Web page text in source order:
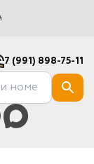
7 (991) 898-75-11